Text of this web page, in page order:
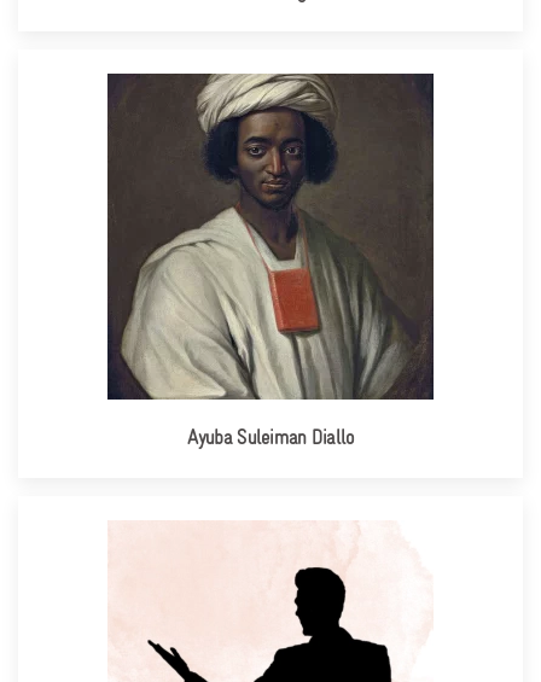
Ayuba Suleiman Diallo